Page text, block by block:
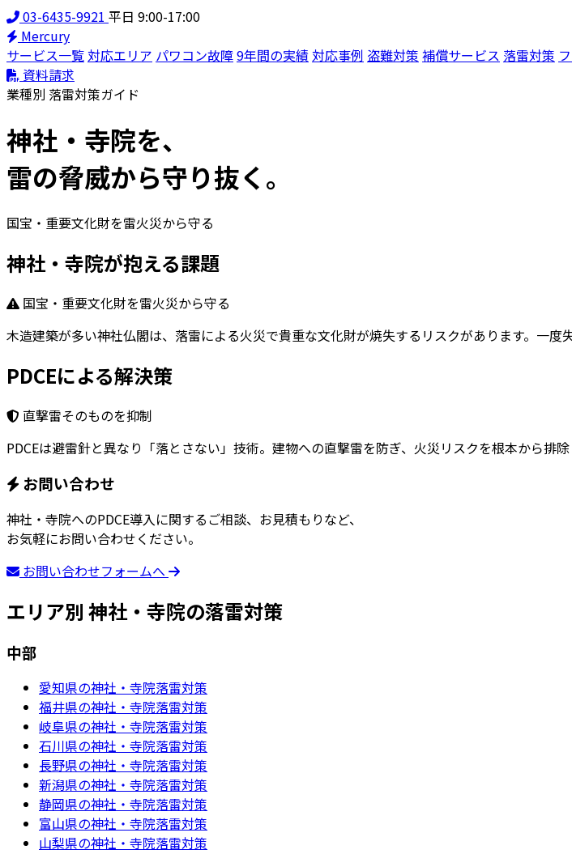
03-6435-9921 平日 9:00-17:00
Mercury
サービス一覧対応エリア パワコン故障9年間の実績対応事例 盗難対策 補償サービス 落雷対策
資料請求
業種別 落雷対策ガイド
神社・寺院を、
雷の脅威から守り抜く。
国宝・重要文化財を雷火災から守る
神社・寺院が抱える課題
国宝・重要文化財を雷火災から守る
木造建築が多い神社仏閣は、落雷による火災で貴重な文化財が焼失するリスクがあります。一度
PDCEによる解決策
直撃雷そのものを抑制
PDCEは避雷針と異なり「落とさない」技術。建物への直撃雷を防ぎ、火災リスクを根本から排
お問い合わせ
神社・寺院へのPDCE導入に関するご相談、お見積もりなど、
お気軽にお問い合わせください。
お問い合わせフォームへ
エリア別 神社・寺院の落雷対策
中部
愛知県の神社・寺院落雷対策
福井県の神社・寺院落雷対策
岐阜県の神社・寺院落雷対策
石川県の神社・寺院落雷対策
長野県の神社・寺院落雷対策
新潟県の神社・寺院落雷対策
静岡県の神社・寺院落雷対策
富山県の神社・寺院落雷対策
山梨県の神社・寺院落雷対策